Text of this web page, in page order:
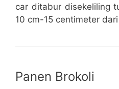
car ditabur disekeliling
10 cm-15 centimeter
Panen Brokoli